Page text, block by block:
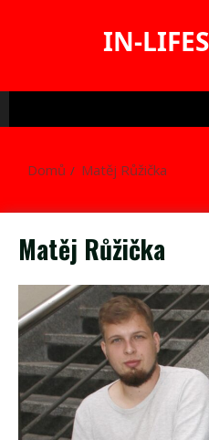
IN-
Domů Matěj Růžička
Matěj Růžička